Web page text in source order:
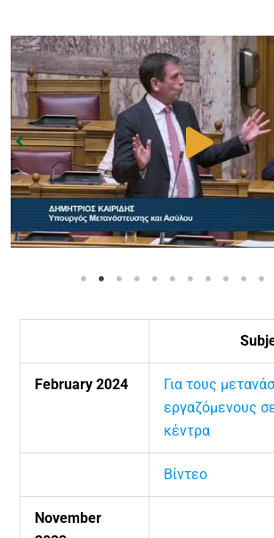
February 2024
Για τους
εργαζόμενους
κέντρα
Βίντεο
November